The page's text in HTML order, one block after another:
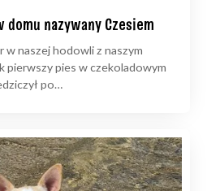
domu nazywany Czesiem
naszej hodowli z naszym
pierwszy pies w czekoladowym
po…